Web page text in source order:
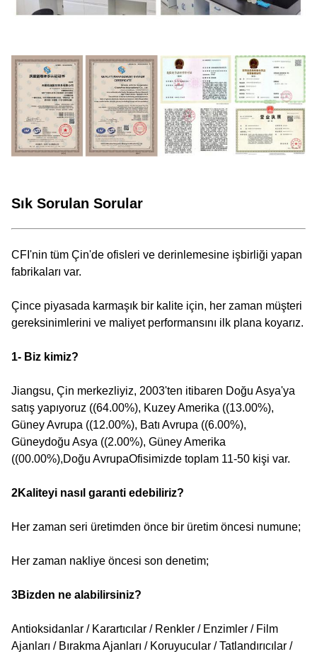
Sık Sorulan Sorular
CFI'nin tüm Çin'de ofisleri ve derinlemesine işbirliği yapan
fabrikaları var.
Çince piyasada karmaşık bir kalite için, her zaman müşteri
gereksinimlerini ve maliyet performansını ilk plana koyarız.
1- Biz kimiz?
Jiangsu, Çin merkezliyiz, 2003'ten itibaren Doğu Asya'ya
satış yapıyoruz ((64.00%), Kuzey Amerika ((13.00%),
Güney Avrupa ((12.00%), Batı Avrupa ((6.00%),
Güneydoğu Asya ((2.00%), Güney Amerika
((00.00%),Doğu AvrupaOfisimizde toplam 11-50 kişi var.
2Kaliteyi nasıl garanti edebiliriz?
Her zaman seri üretimden önce bir üretim öncesi numune;
Her zaman nakliye öncesi son denetim;
3Bizden ne alabilirsiniz?
Antioksidanlar / Karartıcılar / Renkler / Enzimler / Film
Ajanları / Bırakma Ajanları / Koruyucular / Tatlandırıcılar /